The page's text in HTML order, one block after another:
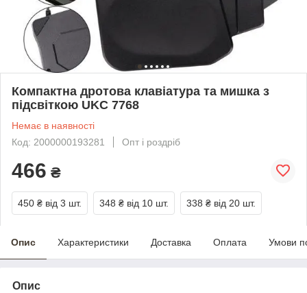
Компактна дротова клавіатура та мишка з
підсвіткою UKC 7768
Немає в наявності
Код: 2000000193281
Опт і роздріб
466 ₴
450 ₴ від 3 шт. 348 ₴ від 10 шт. 338 ₴ від 20 шт.
Опис Характеристики Доставка Оплата Умови
Опис